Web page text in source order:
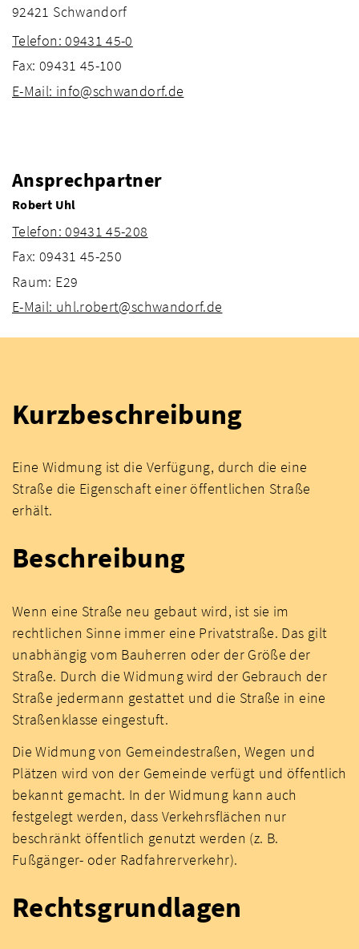
92421 Schwandorf
Telefon: 09431 45-0
Fax: 09431 45-100
E-Mail: info@schwandorf.de
Ansprechpartner
Robert Uhl
Telefon: 09431 45-208
Fax: 09431 45-250
Raum: E29
E-Mail: uhl.robert@schwandorf.de
Kurzbeschreibung
Eine Widmung ist die Verfügung, durch die eine
Straße die Eigenschaft einer öffentlichen Straße
erhält.
Beschreibung
Wenn eine Straße neu gebaut wird, ist sie im
rechtlichen Sinne immer eine Privatstraße. Das gilt
unabhängig vom Bauherren oder der Größe der
Straße. Durch die Widmung wird der Gebrauch der
Straße jedermann gestattet und die Straße in eine
Straßenklasse eingestuft.
Die Widmung von Gemeindestraßen, Wegen und
Plätzen wird von der Gemeinde verfügt und öffentlich
bekannt gemacht. In der Widmung kann auch
festgelegt werden, dass Verkehrsflächen nur
beschränkt öffentlich genutzt werden (z. B.
Fußgänger- oder Radfahrerverkehr).
Rechtsgrundlagen